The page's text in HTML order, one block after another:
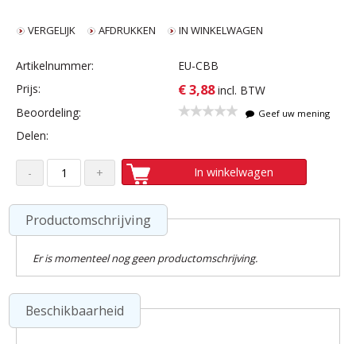
VERGELIJK AFDRUKKEN IN WINKELWAGEN
Artikelnummer:
EU-CBB
Prijs:
€ 3,88 incl. BTW
Beoordeling:
Geef uw mening
Delen:
In winkelwagen
Productomschrijving
Er is momenteel nog geen productomschrijving.
Beschikbaarheid